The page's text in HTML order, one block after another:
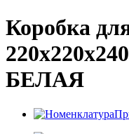
Коробка
БЕЛАЯ